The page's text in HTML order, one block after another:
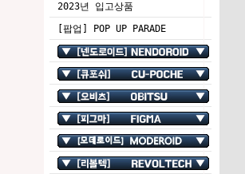
2023년 입고상품
[팝업] POP UP PARADE